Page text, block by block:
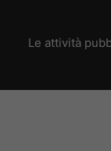
Le attività